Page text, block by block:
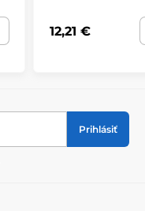
12,21 €
Prihlásiť